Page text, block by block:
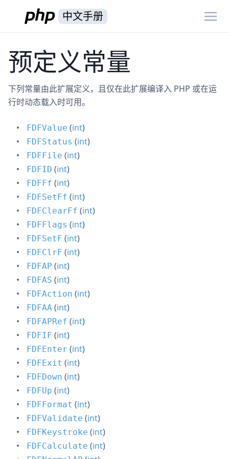
中文手册
预定义常量
下列常量由此扩展定义，且仅在此扩展编译入 PHP 或在运
行时动态载入时可用。
FDFValue (int)
FDFStatus (int)
FDFFile (int)
FDFID (int)
FDFFf (int)
FDFSetFf (int)
FDFClearFf (int)
FDFFlags (int)
FDFSetF (int)
FDFClrF (int)
FDFAP (int)
FDFAS (int)
FDFAction (int)
FDFAA (int)
FDFAPRef (int)
FDFIF (int)
FDFEnter (int)
FDFExit (int)
FDFDown (int)
FDFUp (int)
FDFFormat (int)
FDFValidate (int)
FDFKeystroke (int)
FDFCalculate (int)